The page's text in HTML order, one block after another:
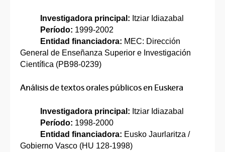
Investigadora principal: Itziar Idiazabal
Período: 1999-2002
Entidad financiadora: MEC: Dirección
General de Enseñanza Superior e Investigación
Científica (PB98-0239)
Análisis de textos orales públicos en Euskera
Investigadora principal: Itziar Idiazabal
Período: 1998-2000
Entidad financiadora: Eusko Jaurlaritza /
Gobierno Vasco (HU 128-1998)